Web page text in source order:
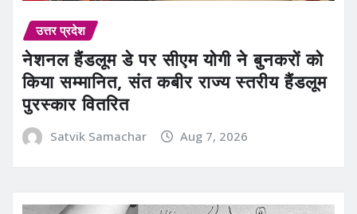
उत्तर प्रदेश
नेशनल हैंडलूम डे पर सीएम योगी ने बुनकरों को
किया सम्मानित, संत कबीर राज्य स्तरीय हैंडलूम
पुरस्कार वितरित
Satvik Samachar Aug 7, 2026